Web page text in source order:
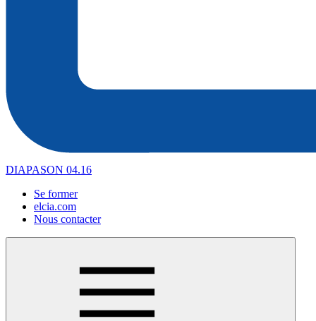
DIAPASON 04.16
Se former
elcia.com
Nous contacter